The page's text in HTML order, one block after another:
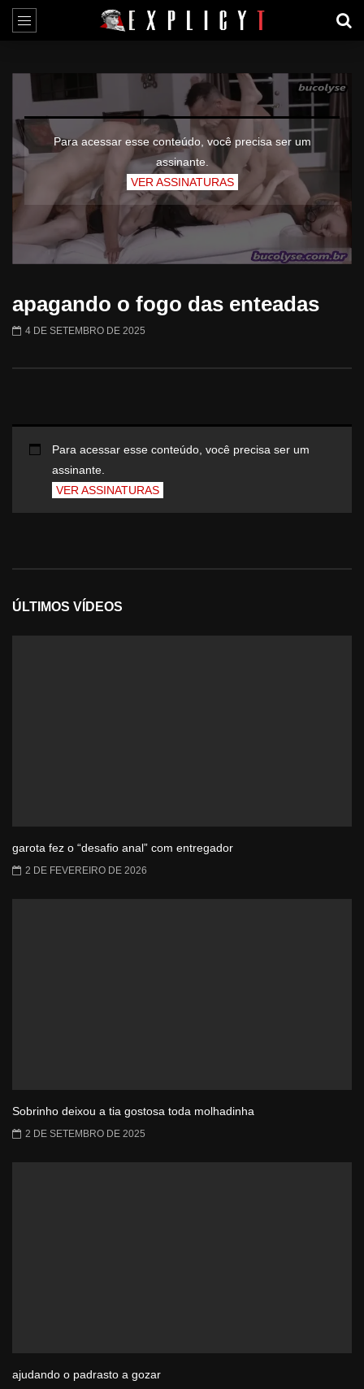
Para acessar esse conteúdo, você precisa ser um
assinante.
VER ASSINATURAS
apagando o fogo das enteadas
4 DE SETEMBRO DE 2025
Para acessar esse conteúdo, você precisa ser um
assinante.
VER ASSINATURAS
ÚLTIMOS VÍDEOS
garota fez o “desafio anal” com entregador
2 DE FEVEREIRO DE 2026
Sobrinho deixou a tia gostosa toda molhadinha
2 DE SETEMBRO DE 2025
ajudando o padrasto a gozar